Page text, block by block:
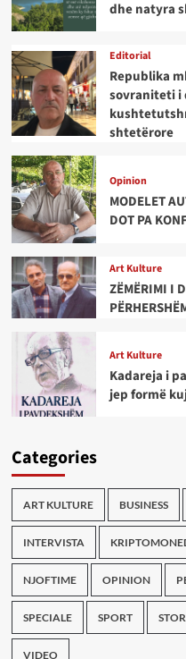
dhe natyra
Editorial
Republika
sovraniteti i
shtetërore
Opinion
MODELET
DOT PA
Art Kulture
ZËMËRIMI I
Art Kulture
Kadareja i
jep formë
Categories
ART KULTURE BUSINESS
INTERVISTA
NJOFTIME OPINION
SPECIALE SPORT
VIDEO